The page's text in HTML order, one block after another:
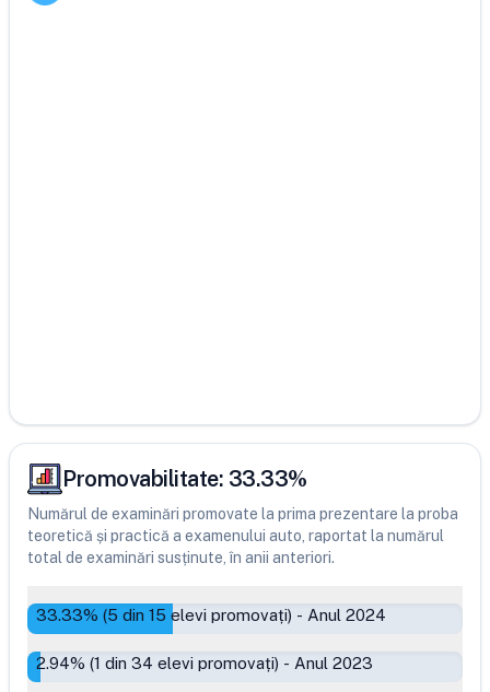
Promovabilitate: 33.33%
Numărul de examinări promovate la prima prezentare la proba
teoretică și practică a examenului auto, raportat la numărul
total de examinări susținute, în anii anteriori.
33.33% (5 din 15 elevi promovați) - Anul 2024
2.94% (1 din 34 elevi promovați) - Anul 2023